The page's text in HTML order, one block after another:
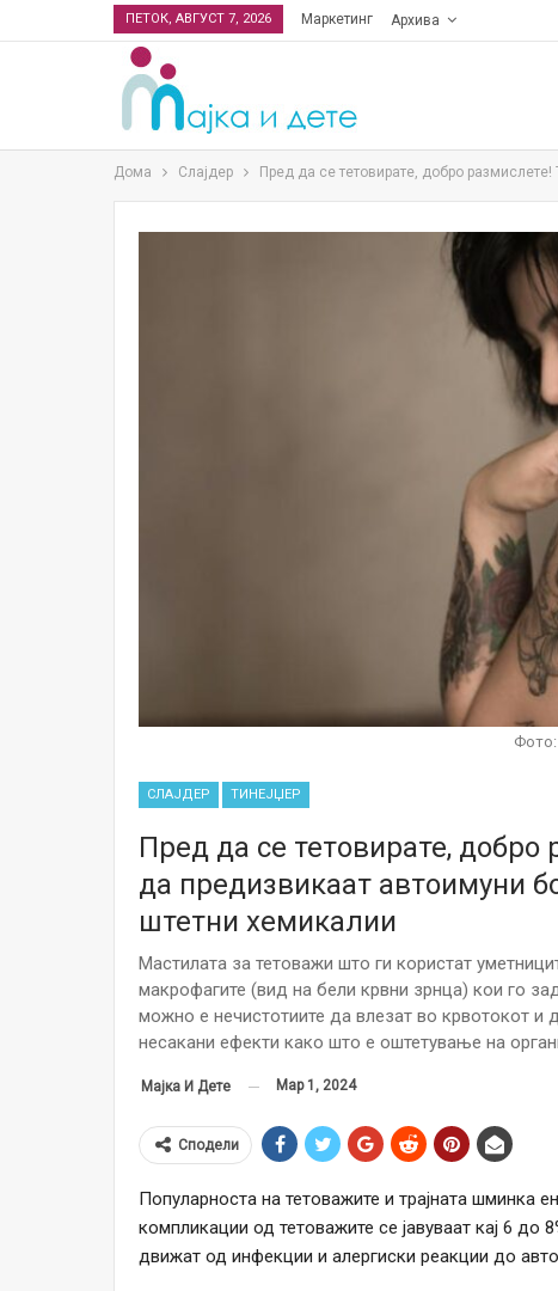
ПЕТОК, АВГУСТ 7, 2026 Маркетинг Архива
Дома Слајдер Пред да се тетовирате, добро
Фото:
СЛАЈДЕР ТИНЕЈЏЕР
Пред да се тетовирате,
да предизвикаат автоимуни
штетни хемикалии
Мастилата за тетоважи што ги користат
макрофагите (вид на бели крвни зрнца) кои го
можно е нечистотиите да влезат во крвотокот и
несакани ефекти како што е оштетување на
Мајка И Дете Мар 1, 2024
Сподели
Популарноста на тетоважите и трајната шминка
компликации од тетоважите се јавуваат кај 6 до
движат од инфекции и алергиски реакции до